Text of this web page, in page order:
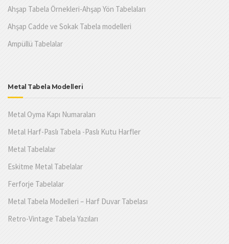
Ahşap Tabela Örnekleri-Ahşap Yön Tabelaları
Ahşap Cadde ve Sokak Tabela modelleri
Ampüllü Tabelalar
Metal Tabela Modelleri
Metal Oyma Kapı Numaraları
Metal Harf-Paslı Tabela -Paslı Kutu Harfler
Metal Tabelalar
Eskitme Metal Tabelalar
Ferforje Tabelalar
Metal Tabela Modelleri – Harf Duvar Tabelası
Retro-Vintage Tabela Yazıları